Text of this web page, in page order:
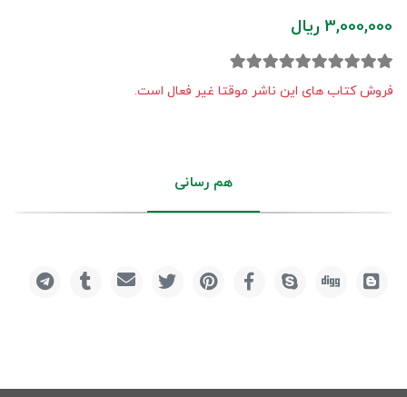
3,000,000 ریال
فروش کتاب های این ناشر موقتا غیر فعال است.
هم رسانی